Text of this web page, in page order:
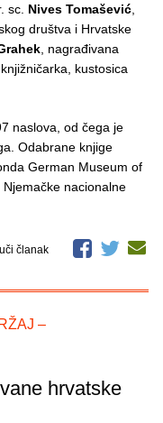
sc. Nives Tomašević,
društva i Hrvatske
, nagrađivana
kustosica
naslova, od čega je
Odabrane knjige
German Museum of
nacionalne
članak
–
hrvatske